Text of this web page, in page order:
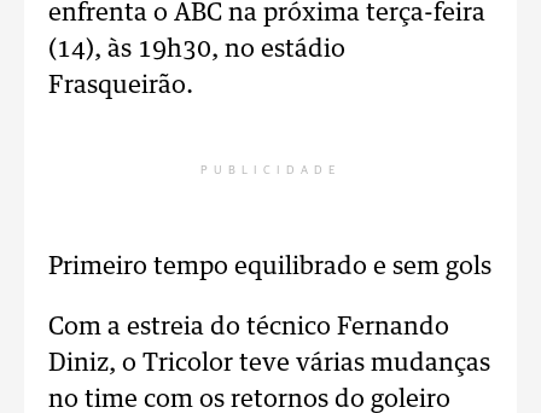
enfrenta o ABC na próxima terça-feira
(14), às 19h30, no estádio
Frasqueirão.
PUBLICIDADE
Primeiro tempo equilibrado e sem gols
Com a estreia do técnico Fernando
Diniz, o Tricolor teve várias mudanças
no time com os retornos do goleiro